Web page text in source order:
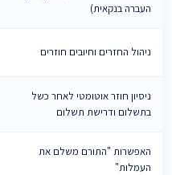
העברה בנקאית)
ניהול החזרים וחיובים חוזרים
ניסיון חוזר אוטומטי לאחר כשל
בתשלום ודרישת תשלום
האפשרות "התורם משלם את
העמלות"